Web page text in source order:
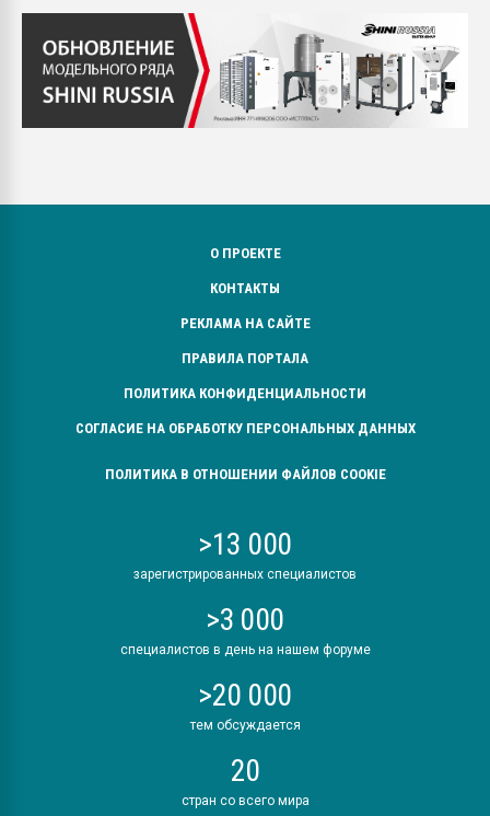
О ПРОЕКТЕ
КОНТАКТЫ
РЕКЛАМА НА САЙТЕ
ПРАВИЛА ПОРТАЛА
ПОЛИТИКА КОНФИДЕНЦИАЛЬНОСТИ
СОГЛАСИЕ НА ОБРАБОТКУ ПЕРСОНАЛЬНЫХ ДАННЫХ
ПОЛИТИКА В ОТНОШЕНИИ ФАЙЛОВ COOKIE
>13 000
зарегистрированных специалистов
>3 000
специалистов в день на нашем форуме
>20 000
тем обсуждается
20
стран со всего мира